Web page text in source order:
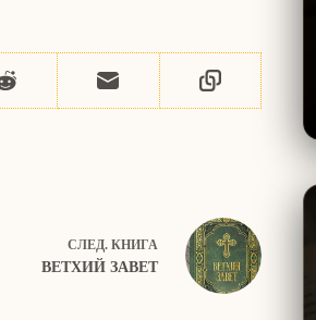
СЛЕД.КНИГА
ВЕТХИЙ ЗАВЕТ